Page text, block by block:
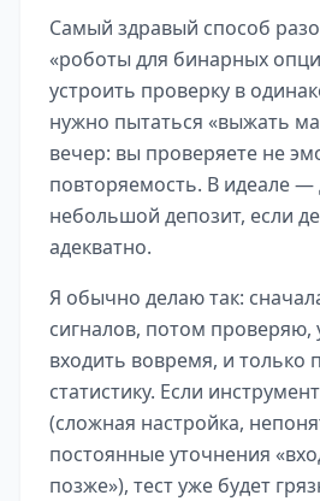
Самый здравый способ
«роботы для бинарных
устроить проверку в
нужно пытаться «выжать
вечер: вы проверяете не
повторяемость. В идеале —
небольшой депозит, если
адекватно.
Я обычно делаю так:
сигналов, потом проверяю,
входить вовремя, и только
статистику. Если
(сложная настройка,
постоянные уточнения
позже»), тест уже будет